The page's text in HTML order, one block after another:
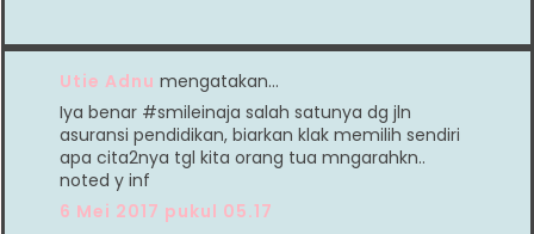
Utie Adnu mengatakan…
Iya benar #smileinaja salah satunya dg jln
asuransi pendidikan, biarkan klak memilih sendiri
apa cita2nya tgl kita orang tua mngarahkn..
noted y inf
6 Mei 2017 pukul 05.17